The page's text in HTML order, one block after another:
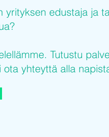
yrityksen edustaja ja
Tutustu
ota yhteyttä alla